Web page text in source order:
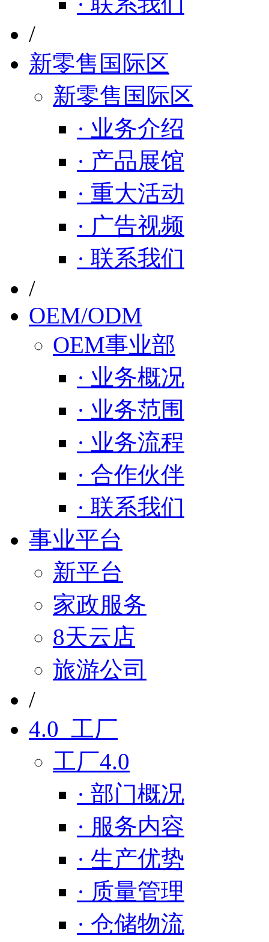
/
新零售国际区
新零售国际区
· 业务介绍
· 产品展馆
· 重大活动
· 广告视频
· 联系我们
/
OEM/ODM
OEM事业部
· 业务概况
· 业务范围
· 业务流程
· 合作伙伴
· 联系我们
事业平台
新平台
家政服务
8天云店
旅游公司
/
4.0 工厂
工厂4.0
· 部门概况
· 服务内容
· 生产优势
· 质量管理
· 仓储物流